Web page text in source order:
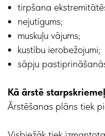
tirpšana
nejutīgums;
muskuļu vājums;
kustību ierobežojumi;
sāpju
Kā ārstē
Ārstēšanas plāns tiek